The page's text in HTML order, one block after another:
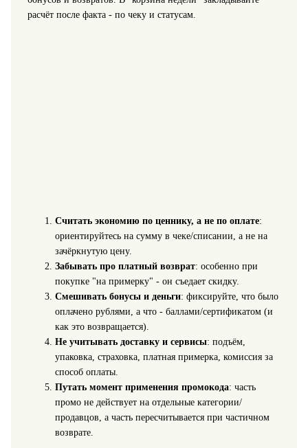
расчёт после факта - по чеку и статусам.
Считать экономию по ценнику, а не по оплате:
ориентируйтесь на сумму в чеке/списании, а не на
зачёркнутую цену.
Забывать про платный возврат: особенно при
покупке "на примерку" - он съедает скидку.
Смешивать бонусы и деньги: фиксируйте, что было
оплачено рублями, а что - баллами/сертификатом (и
как это возвращается).
Не учитывать доставку и сервисы: подъём,
упаковка, страховка, платная примерка, комиссия за
способ оплаты.
Путать момент применения промокода: часть
промо не действует на отдельные категории/
продавцов, а часть пересчитывается при частичном
возврате.